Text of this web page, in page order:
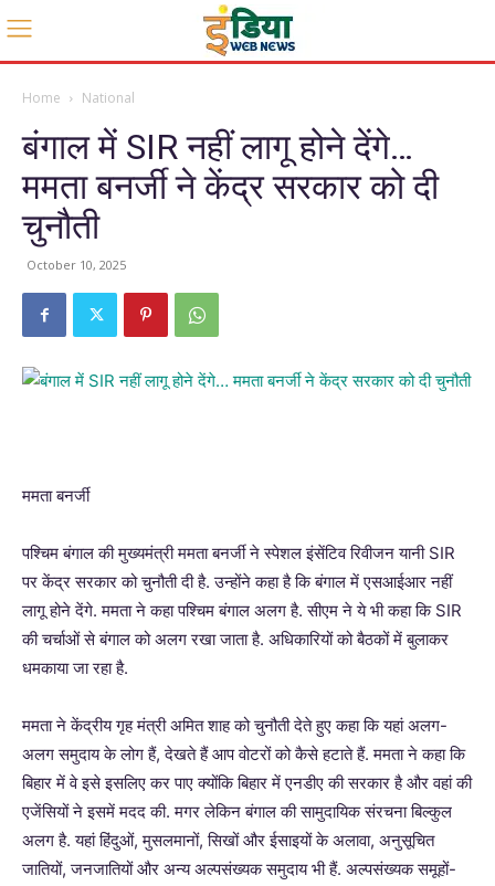
Home National
बंगाल में SIR नहीं लागू होने देंगे…
ममता बनर्जी ने केंद्र सरकार को दी
चुनौती
October 10, 2025
ममता बनर्जी
पश्चिम बंगाल की मुख्यमंत्री ममता बनर्जी ने स्पेशल इंसेंटिव रिवीजन यानी SIR
पर केंद्र सरकार को चुनौती दी है. उन्होंने कहा है कि बंगाल में एसआईआर नहीं
लागू होने देंगे. ममता ने कहा पश्चिम बंगाल अलग है. सीएम ने ये भी कहा कि SIR
की चर्चाओं से बंगाल को अलग रखा जाता है. अधिकारियों को बैठकों में बुलाकर
धमकाया जा रहा है.
ममता ने केंद्रीय गृह मंत्री अमित शाह को चुनौती देते हुए कहा कि यहां अलग-
अलग समुदाय के लोग हैं, देखते हैं आप वोटरों को कैसे हटाते हैं. ममता ने कहा कि
बिहार में वे इसे इसलिए कर पाए क्योंकि बिहार में एनडीए की सरकार है और वहां की
एजेंसियों ने इसमें मदद की. मगर लेकिन बंगाल की सामुदायिक संरचना बिल्कुल
अलग है. यहां हिंदुओं, मुसलमानों, सिखों और ईसाइयों के अलावा, अनुसूचित
जातियों, जनजातियों और अन्य अल्पसंख्यक समुदाय भी हैं. अल्पसंख्यक समूहों-